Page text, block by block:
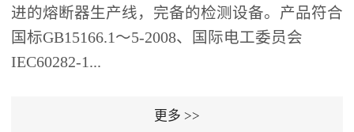
箱的部分应浸入变压器绝
缘油中并用绝缘支架(用户
在变压器箱中安装好绝缘
进的熔断器生产线，完备的检测设备。产品符合
国标GB15166.1～5-2008、国际电工委员会
IEC60282-1...
更多 >>